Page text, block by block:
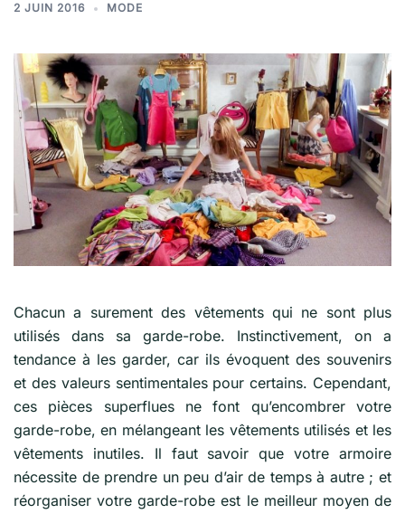
2 JUIN 2016 MODE
Chacun a surement des vêtements qui ne sont plus
utilisés dans sa garde-robe. Instinctivement, on a
tendance à les garder, car ils évoquent des souvenirs
et des valeurs sentimentales pour certains. Cependant,
ces pièces superflues ne font qu’encombrer votre
garde-robe, en mélangeant les vêtements utilisés et les
vêtements inutiles. Il faut savoir que votre armoire
nécessite de prendre un peu d’air de temps à autre ; et
réorganiser votre garde-robe est le meilleur moyen de